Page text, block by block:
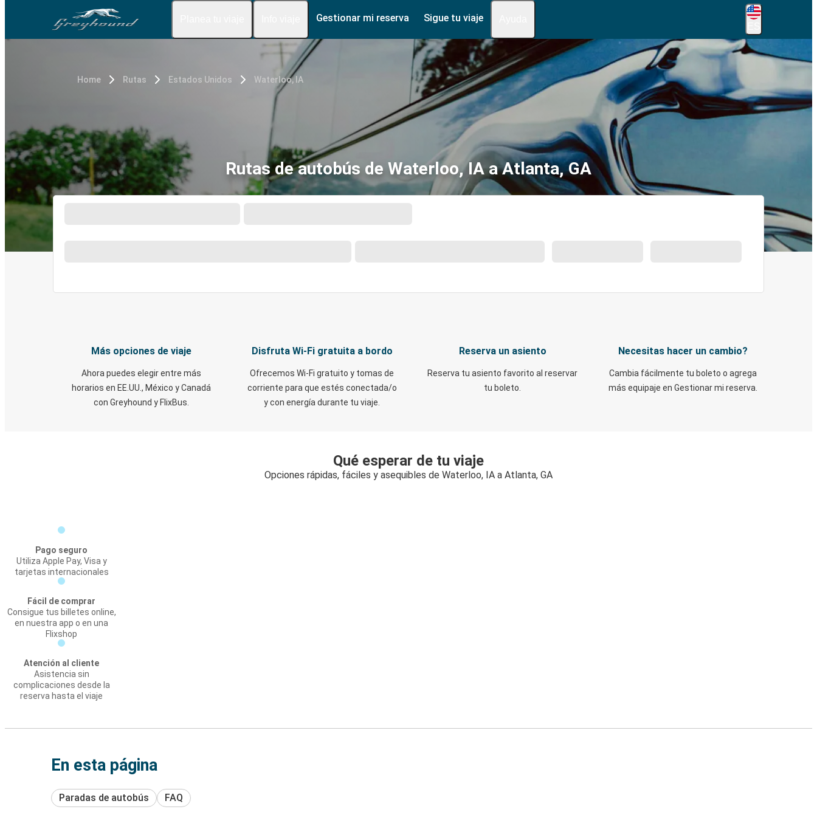
Gestionar mi reserva Sigue tu viaje
Home Rutas Estados Unidos Waterloo, IA
Rutas de autobús de Waterloo, IA a Atlanta, GA
Más opciones de viaje
Ahora puedes elegir entre más
horarios en EE.UU., México y Canadá
con Greyhound y FlixBus.
Disfruta Wi-Fi gratuita a bordo
Ofrecemos Wi-Fi gratuito y tomas de
corriente para que estés conectada/o
y con energía durante tu viaje.
Reserva un asiento
Reserva tu asiento favorito al reservar
tu boleto.
Necesitas hacer un cambio?
Cambia fácilmente tu boleto o agrega
más equipaje en Gestionar mi reserva.
Qué esperar de tu viaje
Opciones rápidas, fáciles y asequibles de Waterloo, IA a Atlanta, GA
Pago seguro
Utiliza Apple Pay, Visa y
tarjetas internacionales
Fácil de comprar
Consigue tus billetes online,
en nuestra app o en una
Flixshop
Atención al cliente
Asistencia sin
complicaciones desde la
reserva hasta el viaje
En esta página
Paradas de autobús FAQ